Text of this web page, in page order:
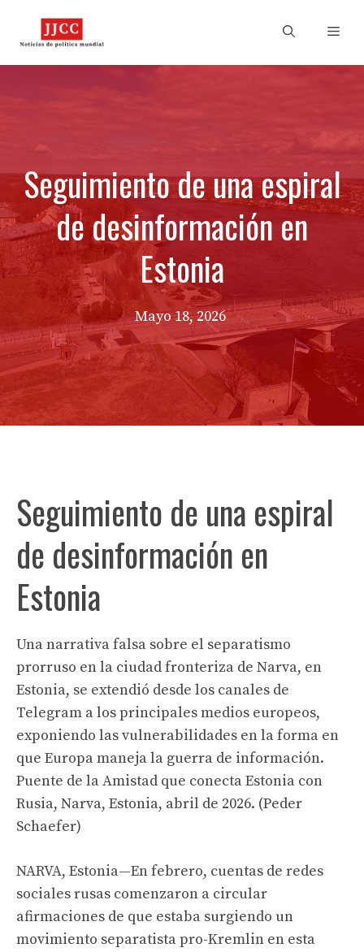
Seguimiento de una espiral
de desinformación en
Estonia
Mayo 18, 2026
Seguimiento de una espiral
de desinformación en
Estonia
Una narrativa falsa sobre el separatismo
prorruso en la ciudad fronteriza de Narva, en
Estonia, se extendió desde los canales de
Telegram a los principales medios europeos,
exponiendo las vulnerabilidades en la forma en
que Europa maneja la guerra de información.
Puente de la Amistad que conecta Estonia con
Rusia, Narva, Estonia, abril de 2026. (Peder
Schaefer)
NARVA, Estonia—En febrero, cuentas de redes
sociales rusas comenzaron a circular
afirmaciones de que estaba surgiendo un
movimiento separatista pro-Kremlin en esta